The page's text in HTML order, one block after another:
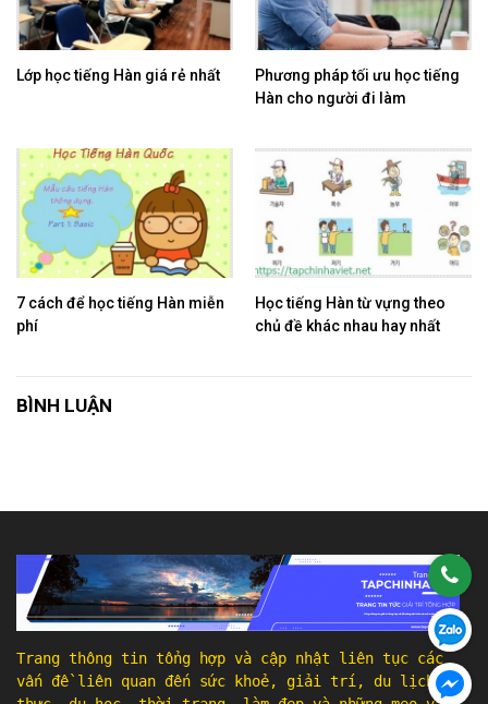
Lớp học tiếng Hàn giá rẻ nhất
Phương pháp tối ưu học tiếng
Hàn cho người đi làm
7 cách để học tiếng Hàn miễn
phí
Học tiếng Hàn từ vựng theo
chủ đề khác nhau hay nhất
BÌNH LUẬN
Trang thông tin tổng hợp và cập nhật liên tục các
vấn đề liên quan đến sức khoẻ, giải trí, du lịch, ẩm